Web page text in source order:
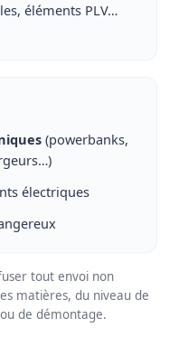
éléments PLV…
(powerbanks,
électriques
tout envoi non
matières, du niveau de
de démontage.